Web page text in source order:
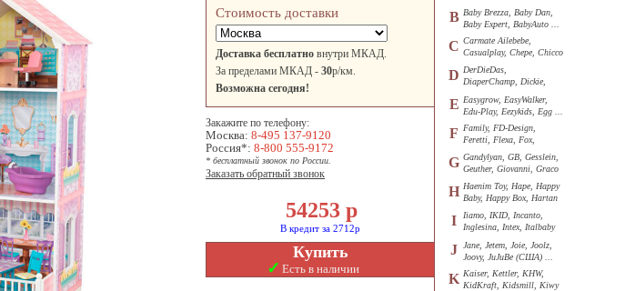
Стоимость доставки
Доставка бесплатно внутри МКАД.
За пределами МКАД - 30р/км.
Возможна сегодня!
Закажите по телефону:
Москва: 8-495 137-9120
Россия*: 8-800 555-9172
* бесплатный звонок по России.
Заказать обратный звонок
54253 р
В кредит за 2712р
Купить
✓ Есть в наличии
B Baby Brezza, Baby Dan,
Baby Expert, BabyAuto ...
C Carmate Ailebebe,
Casualplay, Chepe, Chicco
D DerDieDas,
DiaperChamp, Dickie,
E Easygrow, EasyWalker,
Edu-Play, Eezykids, Egg ...
F
Family, FD-Design,
Feretti, Flexa, Fox,
G Gandylyan, GB, Gesslein,
Geuther, Giovanni, Graco
H Haenim Toy, Hape, Happy
Baby, Happy Box, Hartan
I
Iiamo, IKID, Incanto,
Inglesina, Intex, Italbaby
J
Jane, Jetem, Joie, Joolz,
Joovy, JuJuBe (США) ...
K Kaiser, Kettler, KHW,
KidKraft, Kidsmill, Kiwy